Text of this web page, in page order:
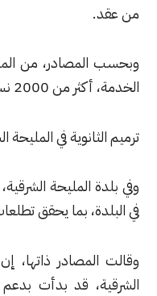
من المتوقع أن
نسمة في البلدة.
في المليحة الشرقية
المليحة الشرقية، استمرت
بما يحقق تطلعات الأهالي
ذاتها، إن أعمال
قد بدأت بدعم من